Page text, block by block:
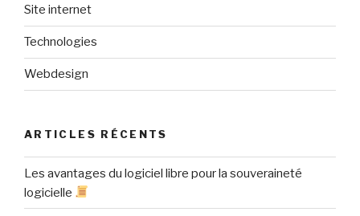
Site internet
Technologies
Webdesign
ARTICLES RÉCENTS
Les avantages du logiciel libre pour la souveraineté
logicielle